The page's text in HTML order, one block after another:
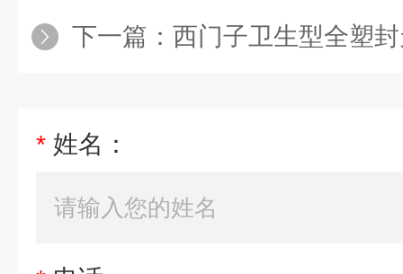
下一篇： 西门子卫生型全塑
* 姓名：